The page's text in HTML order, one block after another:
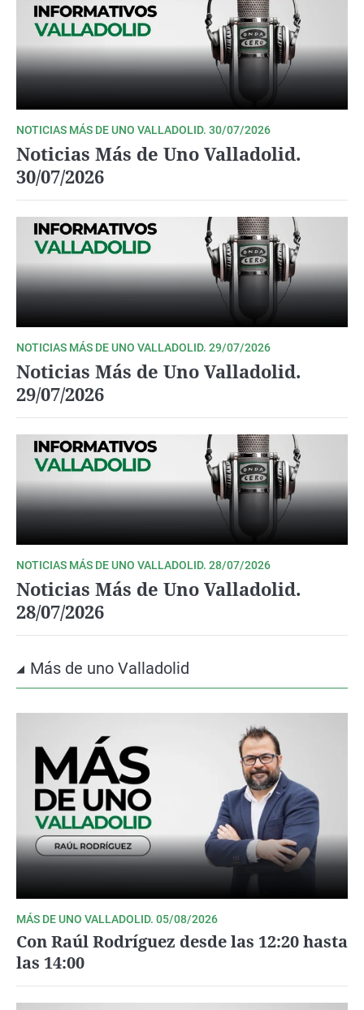
NOTICIAS MÁS DE UNO VALLADOLID. 30/07/2026
Noticias Más de Uno Valladolid.
30/07/2026
NOTICIAS MÁS DE UNO VALLADOLID. 29/07/2026
Noticias Más de Uno Valladolid.
29/07/2026
NOTICIAS MÁS DE UNO VALLADOLID. 28/07/2026
Noticias Más de Uno Valladolid.
28/07/2026
Más de uno Valladolid
MÁS DE UNO VALLADOLID. 05/08/2026
Con Raúl Rodríguez desde las 12:20 hasta
las 14:00